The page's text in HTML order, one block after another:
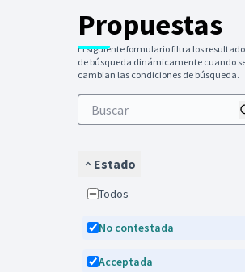
Propuestas
El siguiente formulario filtra los
de búsqueda dinámicamente cuando
cambian las condiciones de búsqueda.
Estado
Todos
No contestada
Acceptada